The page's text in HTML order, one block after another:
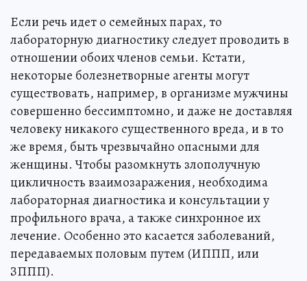
Если речь идет о семейных парах, то
лабораторную диагностику следует проводить в
отношении обоих членов семьи. Кстати,
некоторые болезнетворные агенты могут
существовать, например, в организме мужчины
совершенно бессимптомно, и даже не доставляя
человеку никакого существенного вреда, и в то
же время, быть чрезвычайно опасными для
женщины. Чтобы разомкнуть злополучную
цикличность взаимозаражения, необходима
лабораторная диагностика и консультации у
профильного врача, а также синхронное их
лечение. Особенно это касается заболеваний,
передаваемых половым путем (ИППП, или
ЗППП).